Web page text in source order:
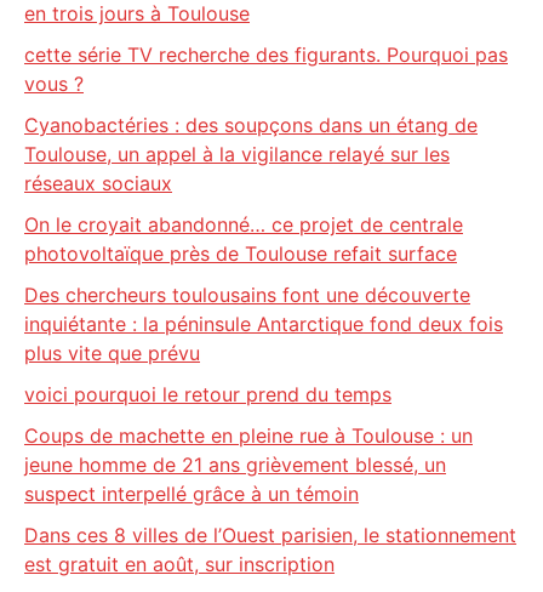
en trois jours à Toulouse
cette série TV recherche des figurants. Pourquoi pas
vous ?
Cyanobactéries : des soupçons dans un étang de
Toulouse, un appel à la vigilance relayé sur les
réseaux sociaux
On le croyait abandonné… ce projet de centrale
photovoltaïque près de Toulouse refait surface
Des chercheurs toulousains font une découverte
inquiétante : la péninsule Antarctique fond deux fois
plus vite que prévu
voici pourquoi le retour prend du temps
Coups de machette en pleine rue à Toulouse : un
jeune homme de 21 ans grièvement blessé, un
suspect interpellé grâce à un témoin
Dans ces 8 villes de l’Ouest parisien, le stationnement
est gratuit en août, sur inscription